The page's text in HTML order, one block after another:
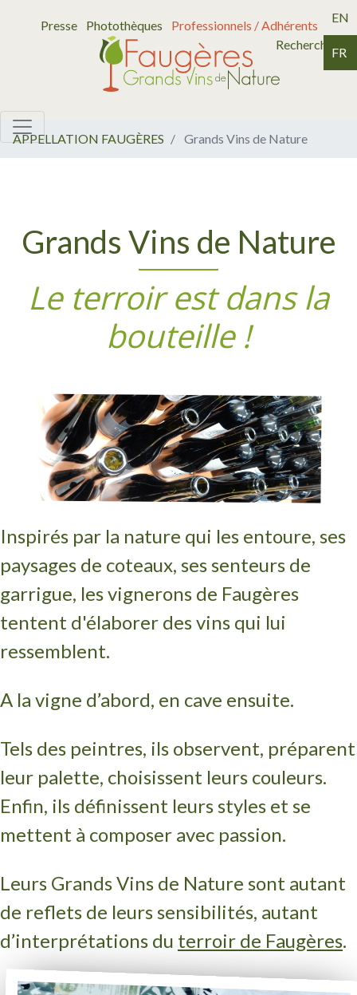
Presse Photothèques
Professionnels / Adhérents
Recherche
EN
FR
APPELLATION FAUGÈRES Grands Vins de Nature
Grands Vins de Nature
Le terroir est dans la
bouteille !
Inspirés par la nature qui les entoure, ses
paysages de coteaux, ses senteurs de
garrigue, les vignerons de Faugères
tentent d'élaborer des vins qui lui
ressemblent.
A la vigne d’abord, en cave ensuite.
Tels des peintres, ils observent, préparent
leur palette, choisissent leurs couleurs.
Enfin, ils définissent leurs styles et se
mettent à composer avec passion.
Leurs Grands Vins de Nature sont autant
de reflets de leurs sensibilités, autant
d’interprétations du terroir de Faugères.